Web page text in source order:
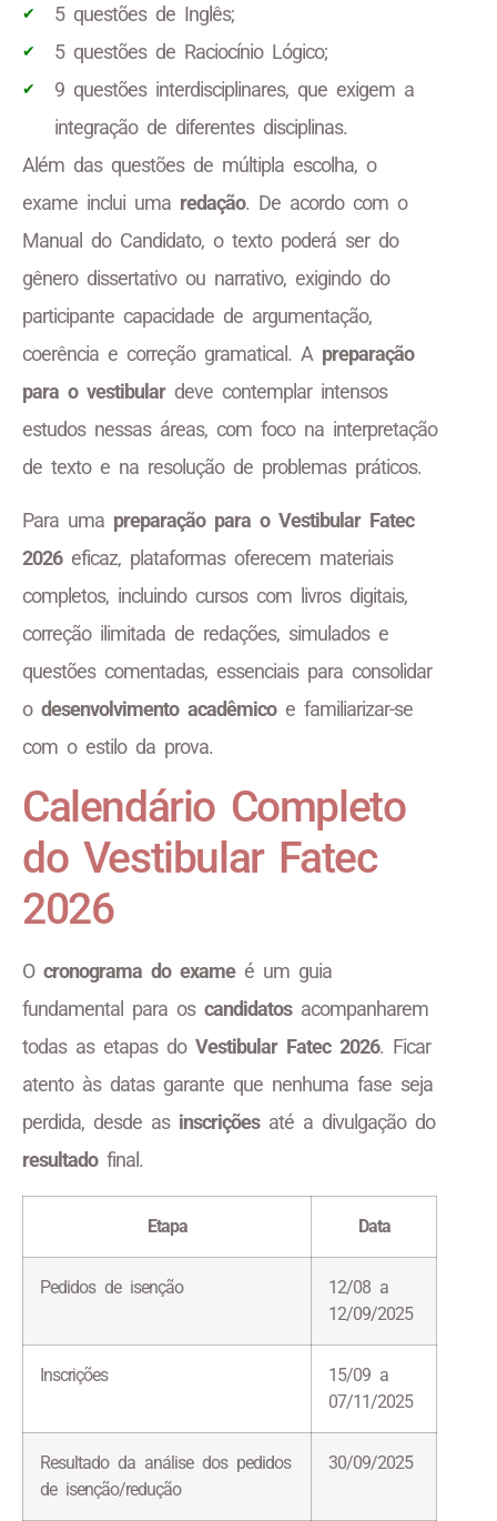
5 questões de Inglês;
5 questões de Raciocínio Lógico;
9 questões interdisciplinares, que exigem a
integração de diferentes disciplinas.
Além das questões de múltipla escolha, o
exame inclui uma redação. De acordo com o
Manual do Candidato, o texto poderá ser do
gênero dissertativo ou narrativo, exigindo do
participante capacidade de argumentação,
coerência e correção gramatical. A preparação
para o vestibulardeve contemplar intensos
estudos nessas áreas, com foco na interpretação
de texto e na resolução de problemas práticos.
Para uma preparação para o Vestibular Fatec
2026eficaz, plataformas oferecem materiais
completos, incluindo cursos com livros digitais,
correção ilimitada de redações, simulados e
questões comentadas, essenciais para consolidar
o desenvolvimento acadêmicoe familiarizar-se
com o estilo da prova.
Calendário Completo
do Vestibular Fatec
2026
O cronograma do exameé um guia
fundamental para os candidatosacompanharem
todas as etapas do Vestibular Fatec 2026. Ficar
atento às datas garante que nenhuma fase seja
perdida, desde as inscriçõesaté a divulgação do
resultadofinal.
Etapa Data
Pedidos de isenção
12/08 a
12/09/2025
Inscrições
15/09 a
07/11/2025
Resultado da análise dos pedidos
de isenção/redução
30/09/2025